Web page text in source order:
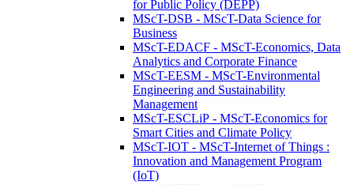
for Public Policy (DEPP)
MScT-DSB - MScT-Data Science for
Business
MScT-EDACF - MScT-Economics, Data
Analytics and Corporate Finance
MScT-EESM - MScT-Environmental
Engineering and Sustainability
Management
MScT-ESCLiP - MScT-Economics for
Smart Cities and Climate Policy
MScT-IOT - MScT-Internet of Things :
Innovation and Management Program
(IoT)